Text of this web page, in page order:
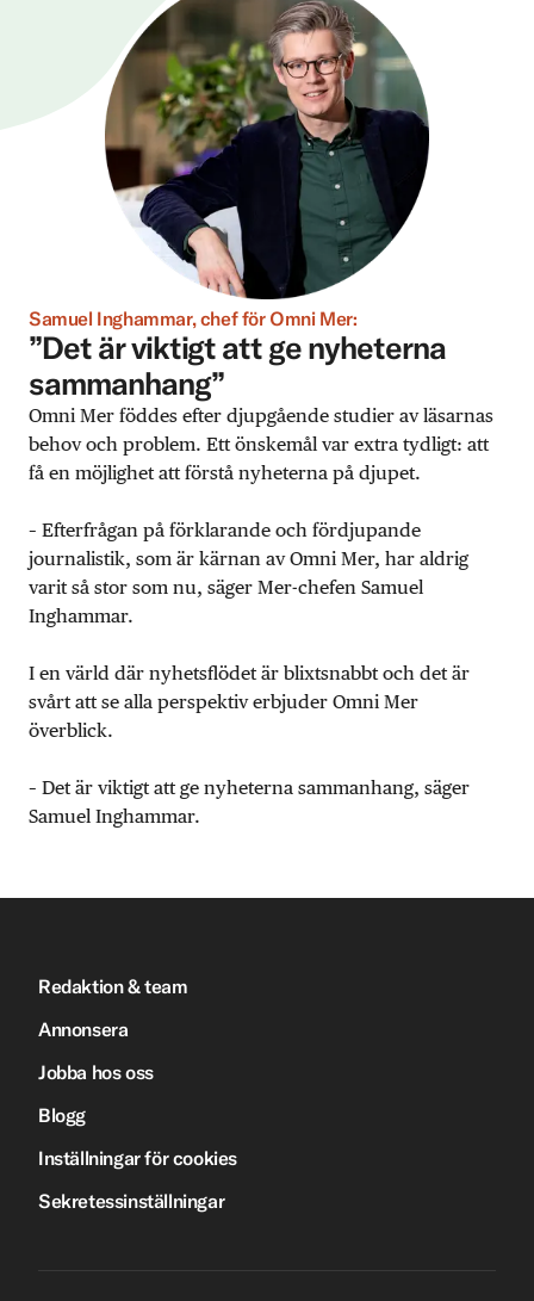
Samuel Inghammar, chef för Omni Mer:
”Det är viktigt att ge nyheterna
sammanhang”
Omni Mer föddes efter djupgående studier av läsarnas
behov och problem. Ett önskemål var extra tydligt: att
få en möjlighet att förstå nyheterna på djupet.
– Efterfrågan på förklarande och fördjupande
journalistik, som är kärnan av Omni Mer, har aldrig
varit så stor som nu, säger Mer-chefen Samuel
Inghammar.
I en värld där nyhetsflödet är blixtsnabbt och det är
svårt att se alla perspektiv erbjuder Omni Mer
överblick.
– Det är viktigt att ge nyheterna sammanhang, säger
Samuel Inghammar.
Redaktion & team
Annonsera
Jobba hos oss
Blogg
Inställningar för cookies
Sekretessinställningar